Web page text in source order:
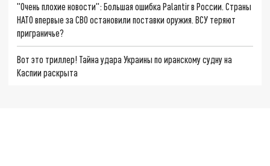
"Очень плохие новости": Большая ошибка Palantir в России. Страны
НАТО впервые за СВО остановили поставки оружия. ВСУ теряют
приграничье?
Вот это триллер! Тайна удара Украины по иранскому судну на
Каспии раскрыта